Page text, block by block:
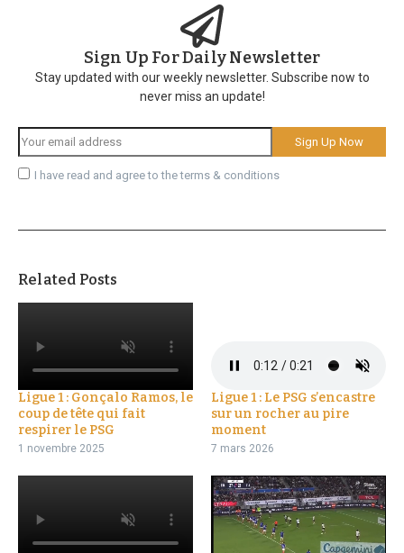
Sign Up For Daily Newsletter
Stay updated with our weekly newsletter. Subscribe now to
never miss an update!
I have read and agree to the terms & conditions
Related Posts
Ligue 1 : Gonçalo Ramos, le
coup de tête qui fait
respirer le PSG
1 novembre 2025
Ligue 1 : Le PSG s’encastre
sur un rocher au pire
moment
7 mars 2026